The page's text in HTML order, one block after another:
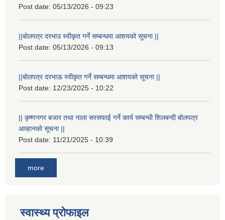
Post date: 05/13/2026 - 09:23
||बोलपत्र दरभाउ स्वीकृत गर्ने सम्बन्धमा आशयको सूचना ||
Post date: 05/13/2026 - 09:13
||बोलपत्र दरभाऊ स्वीकृत गर्ने सम्बन्धमा आशयको सूचना ||
Post date: 12/23/2025 - 10:22
|| कृष्णनगर बजार तथा नाला सरसफाई गर्ने कार्य सम्बन्धी शिलबन्दी बोलपत्र
आव्हानको सूचना ||
Post date: 11/21/2025 - 10:39
more
स्वास्थ्य प्रोफाइल